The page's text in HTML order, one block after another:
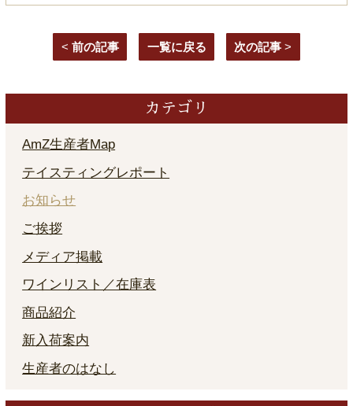
< 前の記事 一覧に戻る 次の記事 >
カテゴリ
AmZ生産者Map
テイスティングレポート
お知らせ
ご挨拶
メディア掲載
ワインリスト／在庫表
商品紹介
新入荷案内
生産者のはなし